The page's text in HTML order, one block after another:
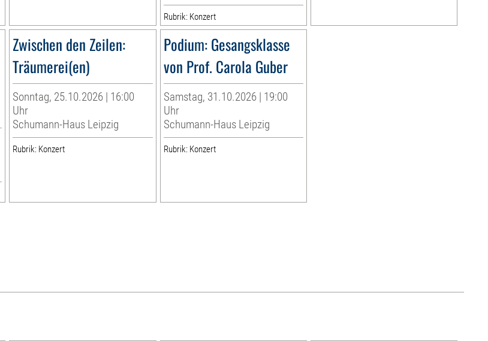
Rubrik: Konzert
Zwischen den Zeilen:
Träumerei(en)
Sonntag, 25.10.2026 | 16:00
Uhr
Schumann-Haus Leipzig
Rubrik: Konzert
Podium: Gesangsklasse
von Prof. Carola Guber
Samstag, 31.10.2026 | 19:00
Uhr
Schumann-Haus Leipzig
Rubrik: Konzert